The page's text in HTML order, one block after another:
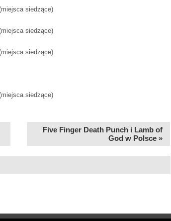
siedzące)
siedzące)
siedzące)
siedzące)
Five Finger Death Punch i Lamb of
God w Polsce »